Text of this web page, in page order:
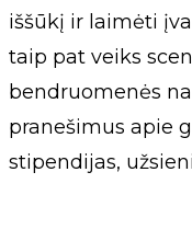
iššūkį ir laimėti
taip pat veiks
bendruomenės
pranešimus apie
stipendijas,